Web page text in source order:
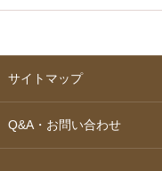
サイトマップ
Q&A・お問い合わせ